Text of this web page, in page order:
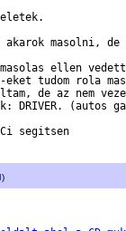
akarok masolni,
ellen
tudom rola
de az nem
DRIVER. (autos
segitsen
)